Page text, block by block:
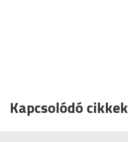
Kapcsolódó cikkek